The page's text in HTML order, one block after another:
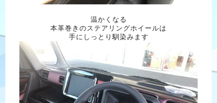
温かくなる
本革巻きのステアリングホイールは
手にしっとり馴染みます